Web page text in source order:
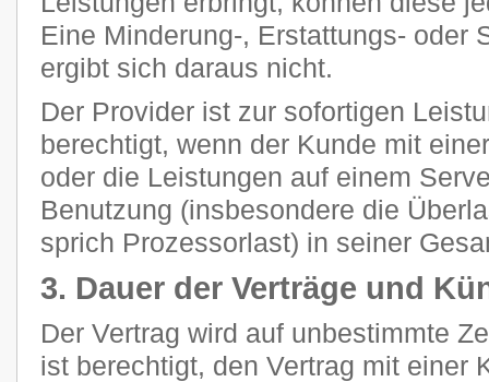
Eine Minderung-, Erstattungs- oder
ergibt sich daraus nicht.
Der Provider ist zur sofortigen
berechtigt, wenn der Kunde mit
oder die Leistungen auf einem
Benutzung (insbesondere die
sprich Prozessorlast) in seiner
3. Dauer der Verträge und
Der Vertrag wird auf unbestimmte
ist berechtigt, den Vertrag mit einer